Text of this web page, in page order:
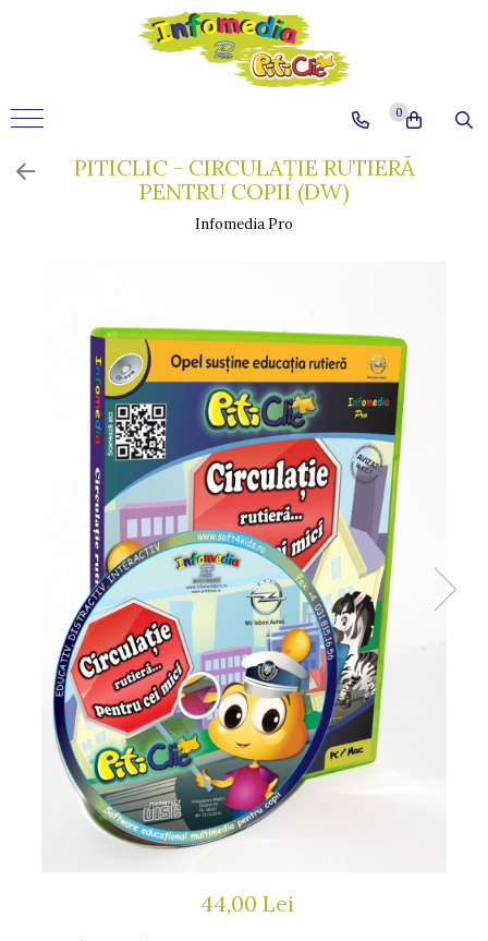
0
PITICLIC - CIRCULAȚIE RUTIERĂ
PENTRU COPII (DW)
Infomedia Pro
44,00 Lei